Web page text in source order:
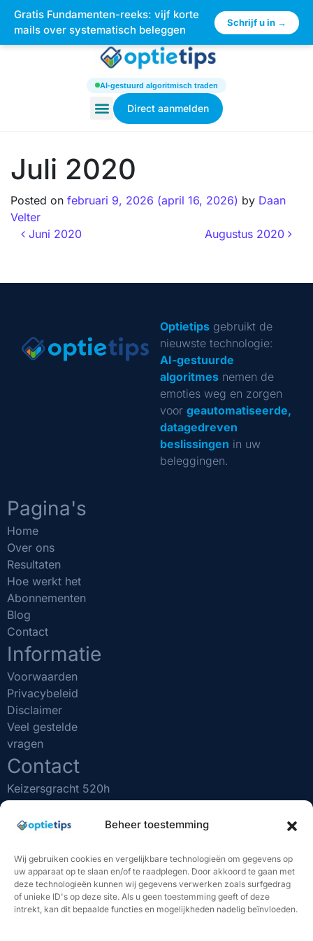
Beheer toestemming
Wij gebruiken cookies en vergelijkbare technologieën om gegevens op
uw apparaat op te slaan en/of te raadplegen. Door akkoord te gaan met
deze technologieën kunnen wij gegevens verwerken zoals surfgedrag
of unieke ID's op deze site. Als u geen toestemming geeft of deze
intrekt, kan dit bepaalde functies en mogelijkheden nadelig beïnvloeden.
AI-gestuurd algoritmisch traden
Direct aanmelden
Juli 2020
Posted on februari 9, 2026 (april 16, 2026) by Daan
Velter
Juni 2020
Augustus 2020
Optietipsgebruikt de
nieuwste technologie:
AI-gestuurde
algoritmesnemen de
emoties weg en zorgen
voor geautomatiseerde,
datagedreven
beslissingen in uw
beleggingen.
Pagina's
Home
Over ons
Resultaten
Hoe werkt het
Abonnementen
Blog
Contact
Informatie
Voorwaarden
Privacybeleid
Disclaimer
Veel gestelde
vragen
Contact
Keizersgracht 520h
1017 EK Amsterdam
(020) 231 0610
KVK nr: 75481731
BELANGRIJK OM TE WETEN
"Beleggen brengt risico's met zich mee. U kunt (een deel
van) uw inleg verliezen. De handelssignalen van Optietips
Gratis Fundamenten-reeks: vijf korte
mails over systematisch beleggen
Schrijf u in → ×